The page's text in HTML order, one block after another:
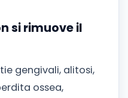
si rimuove il
gengivali, alitosi,
ossea,